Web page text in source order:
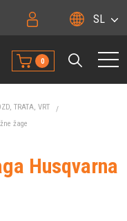
SL
0
TRATA, VRT
žage
Husqvarna